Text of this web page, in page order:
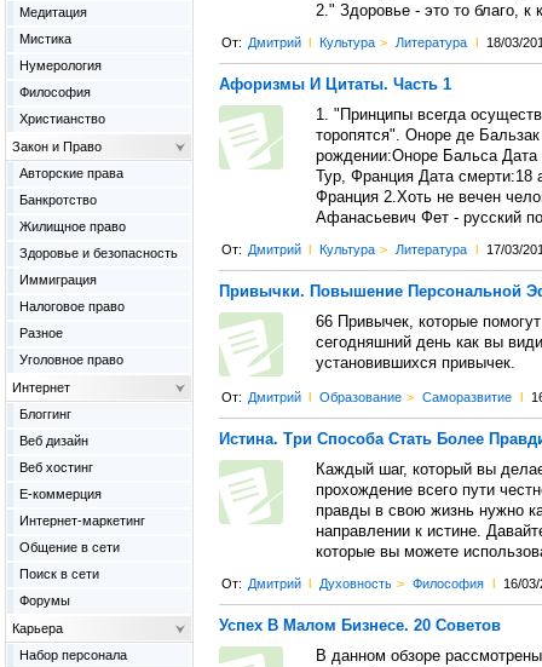
2." Здоровье - это то благо, к
От: Дмитрий l Культура > Литература l 18/03/
Афоризмы И Цитаты. Часть 1
1. "Принципы всегда
торопятся". Оноре де
рождении:Оноре Бальса
Тур, Франция Дата
Франция 2.Хоть не вечен
Афанасьевич Фет - русский
От: Дмитрий l Культура > Литература l 17/03/
Привычки. Повышение Персональной
66 Привычек, которые
сегодняшний день как вы
установившихся привычек.
От: Дмитрий l Образование > Саморазвитие l
Истина. Три Способа Стать Более
Каждый шаг, который вы
прохождение всего пути
правды в свою жизнь нужно
направлении к истине.
которые вы можете
От: Дмитрий l Духовность > Философия l 16/
Успех В Малом Бизнесе. 20 Советов
В данном обзоре
Медитация
Мистика
Нумерология
Философия
Христианство
Закон и Право
Авторские права
Банкротство
Жилищное право
Здоровье и безопасность
Иммиграция
Налоговое право
Разное
Уголовное право
Интернет
Блоггинг
Веб дизайн
Веб хостинг
Е-коммерция
Интернет-маркетинг
Общение в сети
Поиск в сети
Форумы
Карьера
Набор персонала